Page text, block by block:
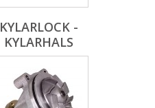
KYLARLOCK -
KYLARHALS